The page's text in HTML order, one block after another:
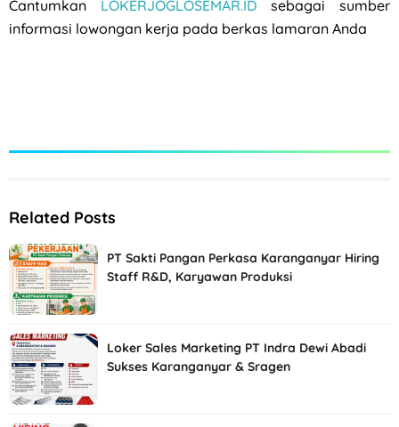
Cantumkan LOKERJOGLOSEMAR.ID sebagai sumber
informasi lowongan kerja pada berkas lamaran Anda
Related Posts
PT Sakti Pangan Perkasa Karanganyar Hiring
Staff R&D, Karyawan Produksi
Loker Sales Marketing PT Indra Dewi Abadi
Sukses Karanganyar & Sragen